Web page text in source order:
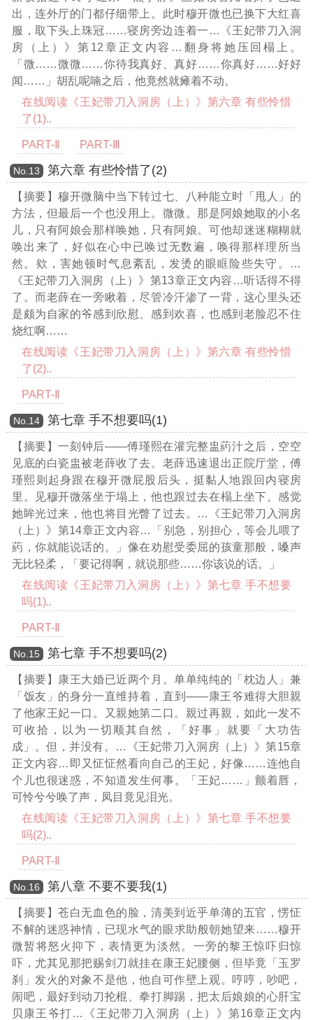
出，连外厅的门都仔细带上。此时穆开微也已换下大红喜
服，取下头上珠冠……寝房旁边连着一 …《王妃带刀入洞
房（上）》第12章正文内容… 翻身将她压回榻上。
「微……微微……你待我真好、真好……你真好……好好
闻……」胡乱呢喃之后，他竟然就瘫着不动。
在线阅读《王妃带刀入洞房（上）》第六章 有些怜惜
了(1)..
PART-Ⅱ PART-Ⅲ
Νο.13 第六章 有些怜惜了(2)
【摘要】穆开微脑中当下转过七、八种能立时「甩人」的
方法，但最后一个也没用上。微微。那是阿娘她取的小名
儿，只有阿娘会那样唤她，只有阿娘。可他却迷迷糊糊就
唤出来了，好似在心中已唤过无数遍，唤得那样理所当
然。欸，害她顿时气息紊乱，发烫的眼眶险些失守。
…
《王妃带刀入洞房（上）》第13章正文内容… 听话得不得
了。而老薛在一旁瞅着，尽管冷汗渗了一背，这心里头还
是颇为自家的爷感到欣慰、感到欢喜，也感到老脸忍不住
烧红啊……
在线阅读《王妃带刀入洞房（上）》第六章 有些怜惜
了(2)..
PART-Ⅱ
Νο.14 第七章 手不想要吗(1)
【摘要】一刻钟后——傅瑾熙在灌完整盅葯汁之后，空空
见底的白瓷盅被老薛收了去。老薛迅速退出正院厅堂，傅
瑾熙则起身跟在穆开微屁股后头，挺黏人地跟回内寝房
里。见穆开微落坐于塌上，他也跟过去在榻上坐下。感觉
她眸光过来，他也将目光瞥了过去。 …《王妃带刀入洞房
（上）》第14章正文内容…
「别急，别担心，等会儿喂了
葯，你就能说话的。」像在劝慰受委屈的孩童那般，嗓声
无比轻柔，「要记得啊，就说那些……你该说的话。」
在线阅读《王妃带刀入洞房（上）》第七章 手不想要
吗(1)..
PART-Ⅱ
Νο.15 第七章 手不想要吗(2)
【摘要】康王大婚已近两个月。单单纯纯的「枕边人」兼
「饭友」的身分一直维持着，直到——康王爷难得大胆親
了他家王妃一口。又親她第二口。親过再親，如此一发不
可收拾，以为一切顺其自然，「好事」就要「大功告
成」。但，并没有。 …《王妃带刀入洞房（上）》第15章
正文内容… 即又怔怔然看向自己的王妃，好像……连他自
个儿也很迷惑，不知道发生何事。「王妃……」颤着唇，
可怜兮兮唤了声，凤目竟见泪光。
在线阅读《王妃带刀入洞房（上）》第七章 手不想要
吗(2)..
PART-Ⅱ
Νο.16 第八章 不要不要我(1)
【摘要】苍白无血色的脸，清美到近乎单薄的五官，愣怔
不解的迷惑神情，已现水气的眼求助般朝她望来……穆开
微暂将怒火抑下，表情更为淡然。一旁的黎王惊吓归惊
吓，尤其见那把赐剑刀就挂在康王妃腰侧，但毕竟「玉罗
刹」发火的对象不是他，他自可作壁上观。哼哼，吵吧，
闹吧，最好到动刀抡棍、拳打脚踢，把太后娘娘的心肝宝
贝康王爷打…《王妃带刀入洞房（上）》第16章正文内